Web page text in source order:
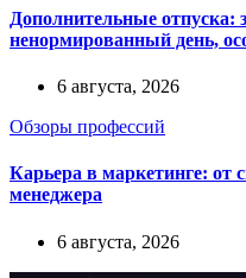
Дополнительные отпуска:
ненормированный день,
6 августа, 2026
Обзоры профессий
Карьера в маркетинге: от
менеджера
6 августа, 2026